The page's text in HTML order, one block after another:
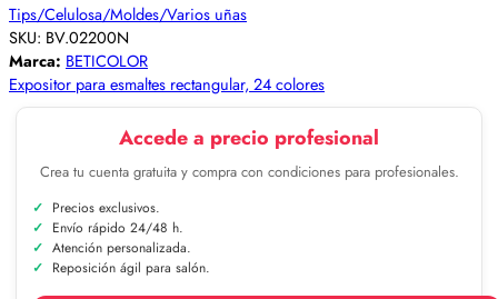
Tips/Celulosa/Moldes/Varios uñas
SKU: BV.02200N
Marca: BETICOLOR
Expositor para esmaltes rectangular, 24 colores
Accede a precio profesional
Crea tu cuenta gratuita y compra con condiciones para profesionales.
Precios exclusivos.
Envío rápido 24/48 h.
Atención personalizada.
Reposición ágil para salón.